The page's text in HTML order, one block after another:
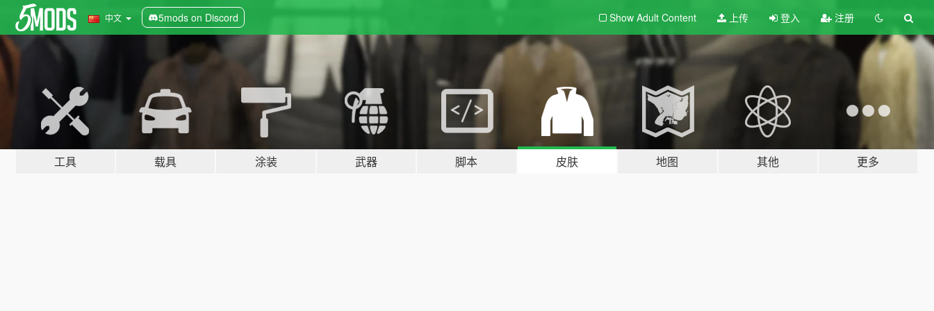
中文 5mods on Discord Show Adult Content 上传 登入 注册
工具 载具 涂装 武器 脚本 皮肤 地图 其他 更多